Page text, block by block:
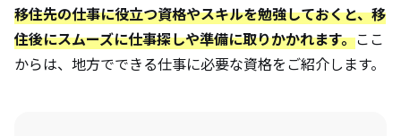
移住先の仕事に役立つ資格やスキルを勉強しておくと、移
住後にスムーズに仕事探しや準備に取りかかれます。ここ
からは、地方でできる仕事に必要な資格をご紹介します。